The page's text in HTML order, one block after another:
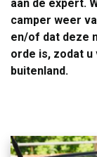
aan de expert.
camper weer
en/of dat deze
orde is, zodat
buitenland.